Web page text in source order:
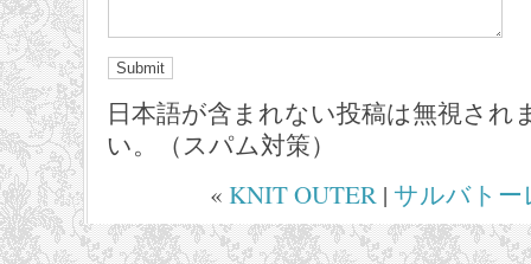
日本語が含まれない投稿は無視され
い。（スパム対策）
« KNIT OUTER | サルバト